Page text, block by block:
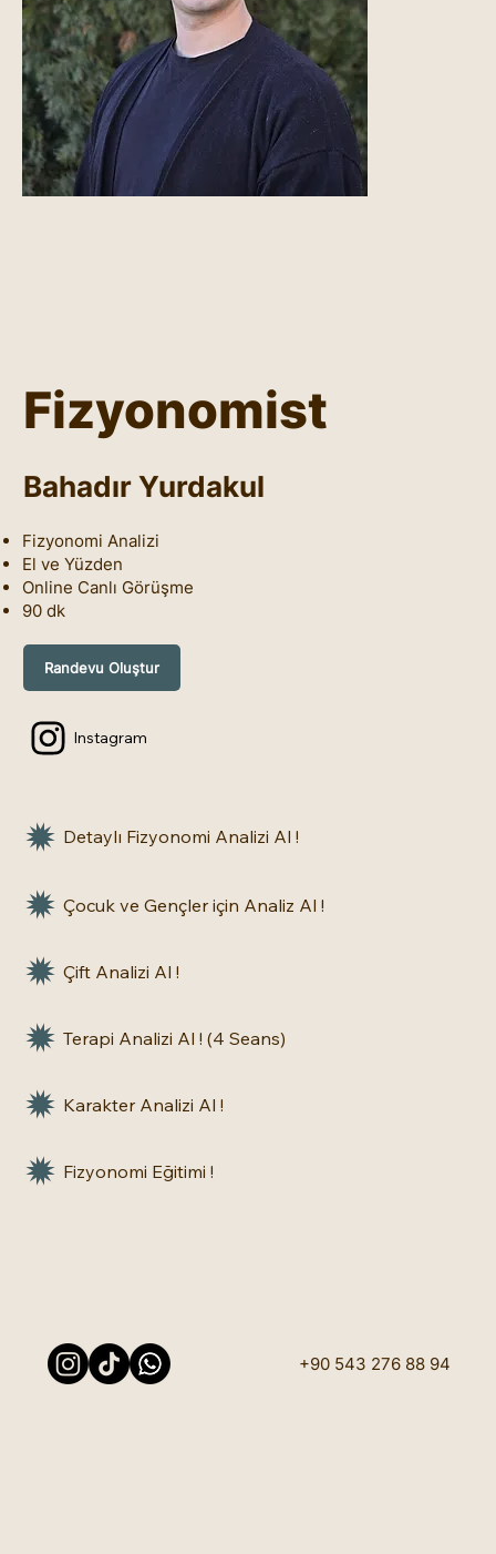
Fizyonomist
Bahadır Yurdakul
Fizyonomi Analizi
El ve Yüzden
Online Canlı Görüşme
90 dk
Randevu Oluştur
Instagram
Detaylı Fizyonomi Analizi Al !
Karakter Analizi Al !
Çocuk ve Gençler için Analiz Al !
Terapi Analizi Al ! (4 Seans)
Çift Analizi Al !
Fizyonomi Eğitimi !
+90 543 276 88 94